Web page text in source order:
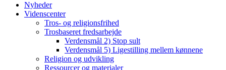
Nyheder
Videnscenter
Tros- og religionsfrihed
Trosbaseret fredsarbejde
Verdensmål 2) Stop sult
Verdensmål 5) Ligestilling mellem kønnene
Religion og udvikling
Ressourcer og materialer